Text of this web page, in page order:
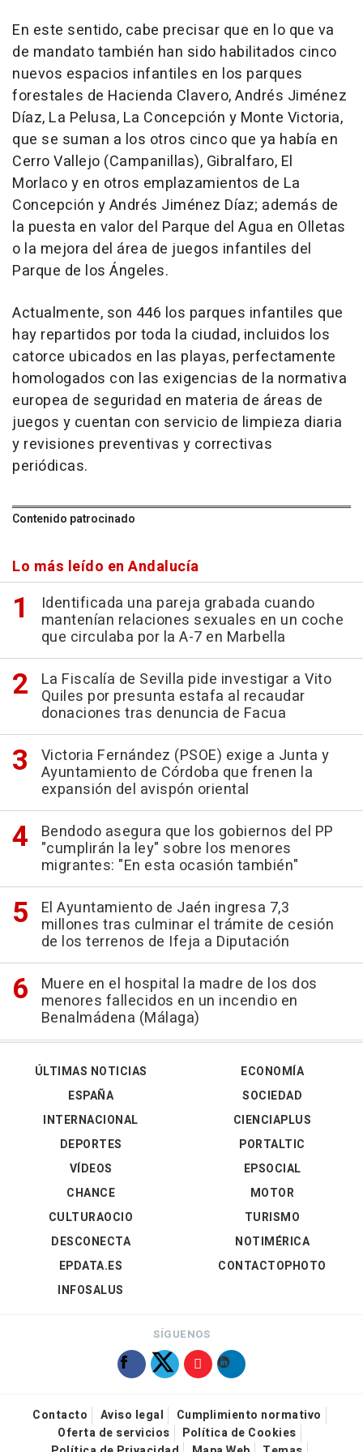
En este sentido, cabe precisar que en lo que va
de mandato también han sido habilitados cinco
nuevos espacios infantiles en los parques
forestales de Hacienda Clavero, Andrés Jiménez
Díaz, La Pelusa, La Concepción y Monte Victoria,
que se suman a los otros cinco que ya había en
Cerro Vallejo (Campanillas), Gibralfaro, El
Morlaco y en otros emplazamientos de La
Concepción y Andrés Jiménez Díaz; además de
la puesta en valor del Parque del Agua en Olletas
o la mejora del área de juegos infantiles del
Parque de los Ángeles.
Actualmente, son 446 los parques infantiles que
hay repartidos por toda la ciudad, incluidos los
catorce ubicados en las playas, perfectamente
homologados con las exigencias de la normativa
europea de seguridad en materia de áreas de
juegos y cuentan con servicio de limpieza diaria
y revisiones preventivas y correctivas
periódicas.
Contenido patrocinado
Lo más leído en Andalucía
Identificada una pareja grabada cuando
mantenían relaciones sexuales en un coche
que circulaba por la A-7 en Marbella
La Fiscalía de Sevilla pide investigar a Vito
Quiles por presunta estafa al recaudar
donaciones tras denuncia de Facua
Victoria Fernández (PSOE) exige a Junta y
Ayuntamiento de Córdoba que frenen la
expansión del avispón oriental
Bendodo asegura que los gobiernos del PP
"cumplirán la ley" sobre los menores
migrantes: "En esta ocasión también"
El Ayuntamiento de Jaén ingresa 7,3
millones tras culminar el trámite de cesión
de los terrenos de Ifeja a Diputación
Muere en el hospital la madre de los dos
menores fallecidos en un incendio en
Benalmádena (Málaga)
ÚLTIMAS NOTICIAS
ESPAÑA
INTERNACIONAL
DEPORTES
VÍDEOS
ECONOMÍA
SOCIEDAD
CIENCIAPLUS
PORTALTIC
EPSOCIAL
CHANCE
CULTURAOCIO
DESCONECTA
EPDATA.ES
INFOSALUS
MOTOR
TURISMO
NOTIMÉRICA
CONTACTOPHOTO
SÍGUENOS
Contacto Aviso legal
Cumplimiento normativo
Oferta de servicios
Política de Cookies